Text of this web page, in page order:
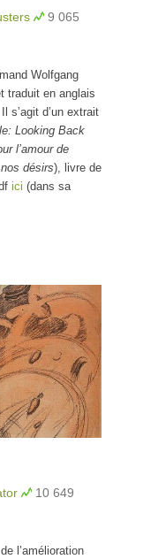
9 065
de nos désirs
Wolfgang
traduit en anglais
s’agit d’un extrait
Looking Back
l’amour de
désirs), livre de
ici (dans sa
10 649
l’amélioration